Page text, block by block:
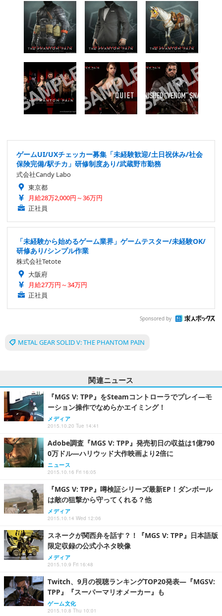
ゲームUI/UXチェッカー募集「未経験歓迎/土日祝休み/社会
保険完備/駅チカ」研修制度あり/武蔵野市勤務
式会社Candy Labo
東京都
月給28万2,000円～36万円
正社員
「未経験から始めるゲーム業界」ゲームテスター/未経験OK/
研修あり/シンプル作業
株式会社Tetote
大阪府
月給27万円～34万円
正社員
Sponsored by
METAL GEAR SOLID V: THE PHANTOM PAIN
関連ニュース
『MGS V: TPP』をSteamコントローラでプレイ―モ
ーション操作でなめらかエイミング！
メディア
2015.10.20 Tue 14:41
Adobe調査『MGS V: TPP』発売初日の収益は1億790
0万ドル―ハリウッド大作映画より2倍に
ニュース
2015.10.16 Fri 16:05
『MGS V: TPP』噂検証シリーズ最新EP！ダンボール
は敵の狙撃から守ってくれる？他
メディア
2015.10.14 Wed 12:06
スネークが関西弁を話す？！『MGS V: TPP』日本語版
限定収録の公式小ネタ映像
メディア
2015.10.9 Fri 16:48
Twitch、9月の視聴ランキングTOP20発表―『MGSV:
TPP』『スーパーマリオメーカー』も
ゲーム文化
2015.10.8 Thu 10:01